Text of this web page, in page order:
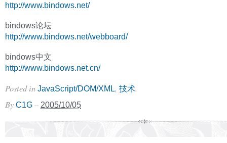
http://www.bindows.net/
bindows论坛
http://www.bindows.net/webboard/
bindows中文
http://www.bindows.net.cn/
Posted in JavaScript/DOM/XML, 技术.
By C1G – 2005/10/05